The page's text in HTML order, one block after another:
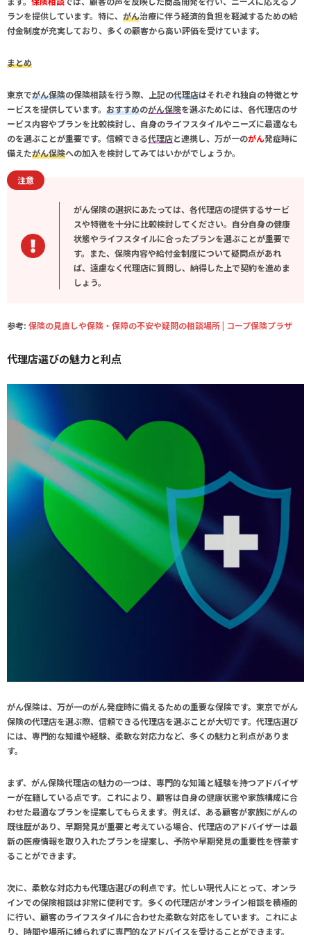
ランを提供しています。特に、 がん治療に伴う経済的負担を軽減するための給
付金制度が充実しており、多くの顧客から高い評価を受けています。
まとめ
東京でがん保険の保険相談を行う際、上記の代理店はそれぞれ独自の特徴とサ
ービスを提供しています。 おすすめのがん保険を選ぶためには、各代理店のサ
ービス内容やプランを比較検討し、自身のライフスタイルやニーズに最適なも
のを選ぶことが重要です。信頼できる代理店と連携し、万が一のがん発症時に
備えたがん保険への加入を検討してみてはいかがでしょうか。
注意
がん保険の選択にあたっては、各代理店の提供するサービ
スや特徴を十分に比較検討してください。自分自身の健康
状態やライフスタイルに合ったプランを選ぶことが重要で
す。また、保険内容や給付金制度について疑問点があれ
ば、遠慮なく代理店に質問し、納得した上で契約を進めま
しょう。
参考: 保険の見直しや保険・保障の不安や疑問の相談場所 | コープ保険プラザ
代理店選びの魅力と利点
がん保険は、万が一のがん発症時に備えるための重要な保険です。東京でがん
保険の代理店を選ぶ際、信頼できる代理店を選ぶことが大切です。代理店選び
には、専門的な知識や経験、柔軟な対応力など、多くの魅力と利点がありま
す。
まず、がん保険代理店の魅力の一つは、専門的な知識と経験を持つアドバイザ
ーが在籍している点です。これにより、顧客は自身の健康状態や家族構成に合
わせた最適なプランを提案してもらえます。例えば、ある顧客が家族にがんの
既往歴があり、早期発見が重要と考えている場合、代理店のアドバイザーは最
新の医療情報を取り入れたプランを提案し、予防や早期発見の重要性を啓蒙す
ることができます。
次に、柔軟な対応力も代理店選びの利点です。忙しい現代人にとって、オンラ
インでの保険相談は非常に便利です。多くの代理店がオンライン相談を積極的
に行い、顧客のライフスタイルに合わせた柔軟な対応をしています。これによ
り、時間や場所に縛られずに専門的なアドバイスを受けることができます。